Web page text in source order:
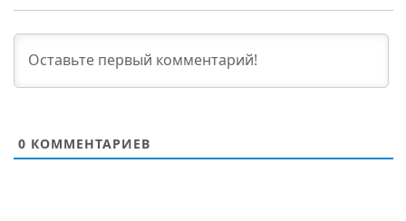
0 КОММЕНТАРИЕВ